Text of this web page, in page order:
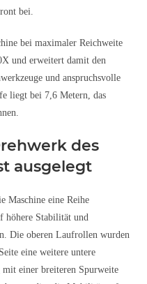
bei.
bei maximaler Reichweite
und erweitert damit den
und anspruchsvolle
liegt bei 7,6 Metern, das
des
ausgelegt
Maschine eine Reihe
höhere Stabilität und
Die oberen Laufrollen wurden
eine weitere untere
einer breiteren Spurweite